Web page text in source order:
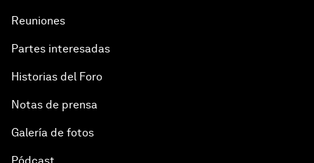
Reuniones
Partes interesadas
Historias del Foro
Notas de prensa
Galería de fotos